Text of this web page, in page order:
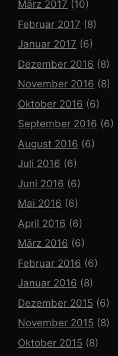
März 2017 (10)
Februar 2017 (8)
Januar 2017 (6)
Dezember 2016 (8)
November 2016 (8)
Oktober 2016 (6)
September 2016 (6)
August 2016 (6)
Juli 2016 (6)
Juni 2016 (6)
Mai 2016 (6)
April 2016 (6)
März 2016 (6)
Februar 2016 (6)
Januar 2016 (8)
Dezember 2015 (6)
November 2015 (8)
Oktober 2015 (8)